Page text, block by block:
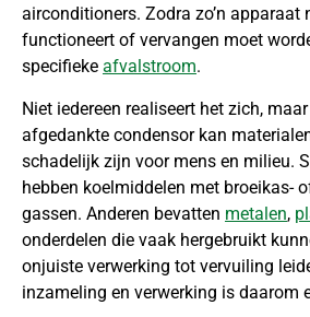
airconditioners. Zodra zo’n apparaat
functioneert of vervangen moet
specifieke afvalstroom.
Niet iedereen realiseert het zich,
afgedankte condensor kan
schadelijk zijn voor mens en milieu.
hebben koelmiddelen met broeikas-
gassen. Anderen bevatten metalen,
onderdelen die vaak hergebruikt
onjuiste verwerking tot vervuiling
inzameling en verwerking is daarom